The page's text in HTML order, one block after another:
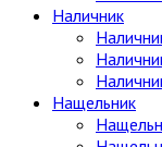
Наличник
Нащельник